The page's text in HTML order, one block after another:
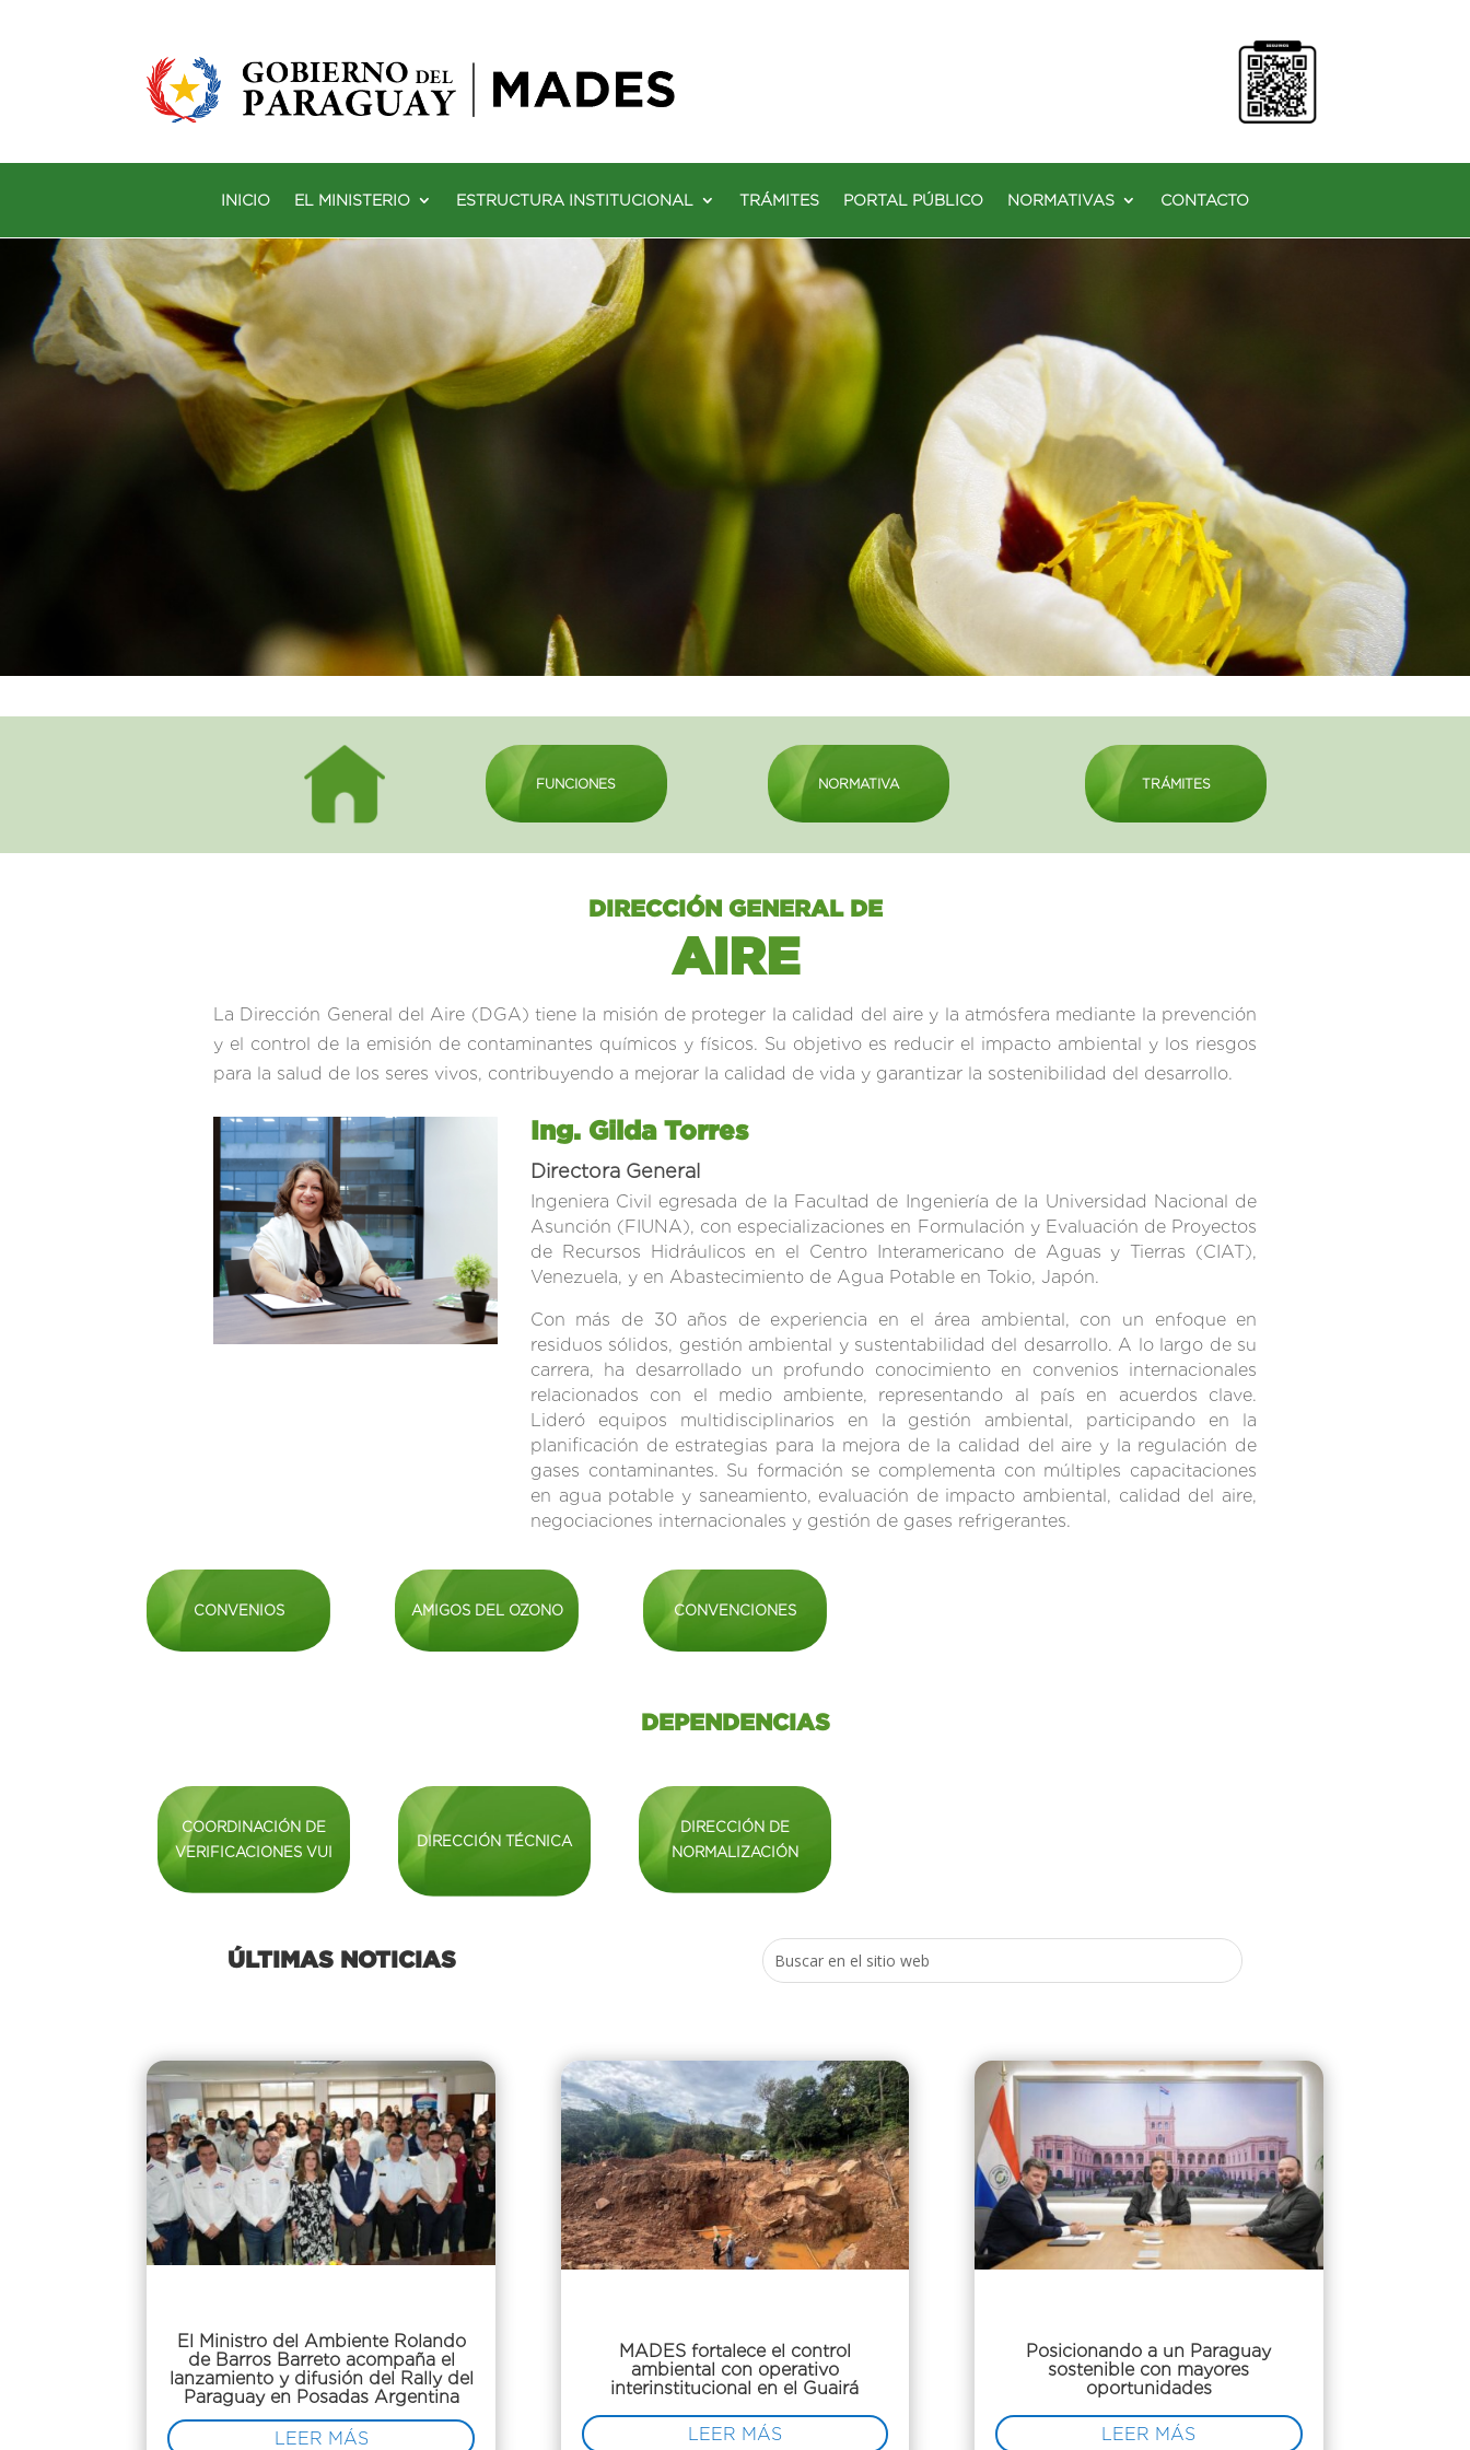
INICIO EL MINISTERIO ESTRUCTURA INSTITUCIONAL TRÁMITES PORTAL PÚBLICO NORMATIVAS CONTACTO
FUNCIONES NORMATIVA TRÁMITES
DIRECCIÓN GENERAL DE
AIRE
La Dirección General del Aire (DGA) tiene la misión de proteger la calidad del aire y la atmósfera mediante la prevención
y el control de la emisión de contaminantes químicos y físicos. Su objetivo es reducir el impacto ambiental y los riesgos
para la salud de los seres vivos, contribuyendo a mejorar la calidad de vida y garantizar la sostenibilidad del desarrollo.
Ing. Gilda Torres
Directora General
Ingeniera Civil egresada de la Facultad de Ingeniería de la Universidad Nacional de
Asunción (FIUNA), con especializaciones en Formulación y Evaluación de Proyectos
de Recursos Hidráulicos en el Centro Interamericano de Aguas y Tierras (CIAT),
Venezuela, y en Abastecimiento de Agua Potable en Tokio, Japón.
Con más de 30 años de experiencia en el área ambiental, con un enfoque en
residuos sólidos, gestión ambiental y sustentabilidad del desarrollo. A lo largo de su
carrera, ha desarrollado un profundo conocimiento en convenios internacionales
relacionados con el medio ambiente, representando al país en acuerdos clave.
Lideró equipos multidisciplinarios en la gestión ambiental, participando en la
planificación de estrategias para la mejora de la calidad del aire y la regulación de
gases contaminantes. Su formación se complementa con múltiples capacitaciones
en agua potable y saneamiento, evaluación de impacto ambiental, calidad del aire,
negociaciones internacionales y gestión de gases refrigerantes.
CONVENIOS AMIGOS DEL OZONO CONVENCIONES
DEPENDENCIAS
COORDINACIÓN DE
VERIFICACIONES VUI
DIRECCIÓN TÉCNICA
DIRECCIÓN DE
NORMALIZACIÓN
ÚLTIMAS NOTICIAS
El Ministro del Ambiente Rolando
de Barros Barreto acompaña el
lanzamiento y difusión del Rally del
Paraguay en Posadas Argentina
LEER MÁS
MADES fortalece el control
ambiental con operativo
interinstitucional en el Guairá
LEER MÁS
Posicionando a un Paraguay
sostenible con mayores
oportunidades
LEER MÁS